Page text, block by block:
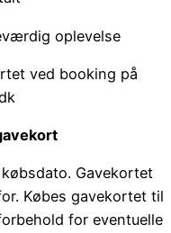
oplevelse
ved booking på
Gavekortet
Købes gavekortet til
for eventuelle